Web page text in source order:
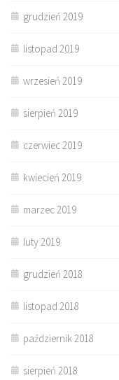
grudzień 2019
listopad 2019
wrzesień 2019
sierpień 2019
czerwiec 2019
kwiecień 2019
marzec 2019
luty 2019
grudzień 2018
listopad 2018
październik 2018
sierpień 2018